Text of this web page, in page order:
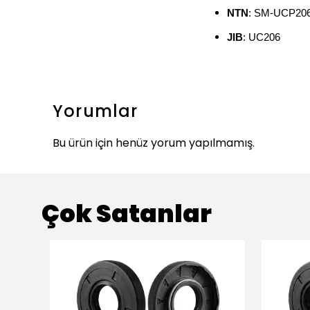
NTN : SM-
JIB: UC206
Yorumlar
Bu ürün için henüz yorum yapılmamış.
Çok Satanlar